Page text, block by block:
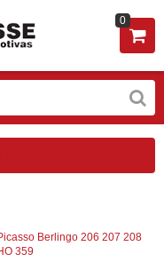
0
Berlingo 206 207 208
359